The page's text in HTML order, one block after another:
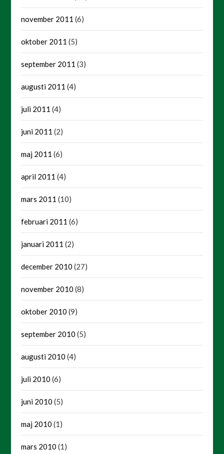
november 2011 (6)
oktober 2011 (5)
september 2011 (3)
augusti 2011 (4)
juli 2011 (4)
juni 2011 (2)
maj 2011 (6)
april 2011 (4)
mars 2011 (10)
februari 2011 (6)
januari 2011 (2)
december 2010 (27)
november 2010 (8)
oktober 2010 (9)
september 2010 (5)
augusti 2010 (4)
juli 2010 (6)
juni 2010 (5)
maj 2010 (1)
mars 2010 (1)